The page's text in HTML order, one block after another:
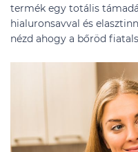
termék egy totális
hialuronsavval és
nézd ahogy a bőröd